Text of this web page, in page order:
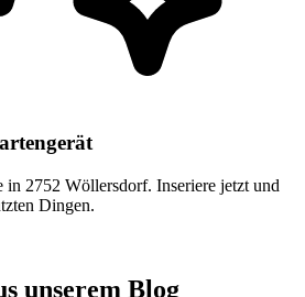
in 2752 Wöllersdorf. Inseriere jetzt und
Dingen.
unserem Blog